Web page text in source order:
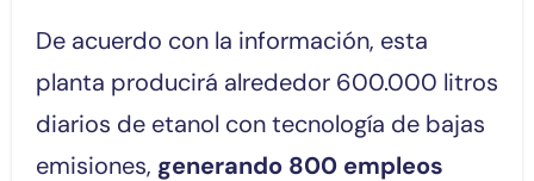
De acuerdo con la información, esta
planta producirá alrededor 600.000 litros
diarios de etanol con tecnología de bajas
emisiones, generando 800 empleos